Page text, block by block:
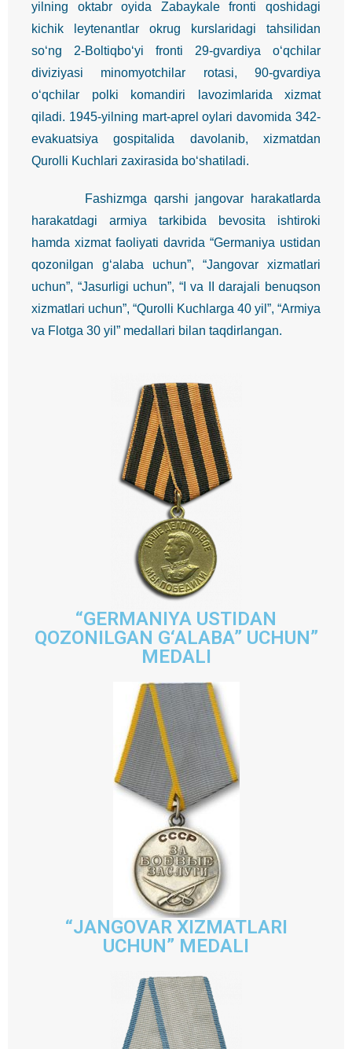
yilning oktabr oyida Zabaykale fronti qoshidagi
kichik leytenantlar okrug kurslaridagi tahsilidan
so‘ng 2-Boltiqbo‘yi fronti 29-gvardiya o‘qchilar
diviziyasi minomyotchilar rotasi, 90-gvardiya
o‘qchilar polki komandiri lavozimlarida xizmat
qiladi. 1945-yilning mart-aprel oylari davomida 342-
evakuatsiya gospitalida davolanib, xizmatdan
Qurolli Kuchlari zaxirasida bo‘shatiladi.
Fashizmga qarshi jangovar harakatlarda
harakatdagi armiya tarkibida bevosita ishtiroki
hamda xizmat faoliyati davrida “Germaniya ustidan
qozonilgan g‘alaba uchun”, “Jangovar xizmatlari
uchun”, “Jasurligi uchun”, “I va II darajali benuqson
xizmatlari uchun”, “Qurolli Kuchlarga 40 yil”, “Armiya
va Flotga 30 yil” medallari bilan taqdirlangan.
“GERMANIYA USTIDAN
QOZONILGAN G‘ALABA” UCHUN”
MEDALI
“JANGOVAR XIZMATLARI
UCHUN” MEDALI